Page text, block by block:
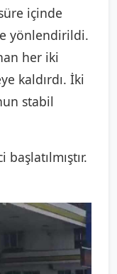
içinde
yönlendirildi.
her iki
kaldırdı. İki
stabil